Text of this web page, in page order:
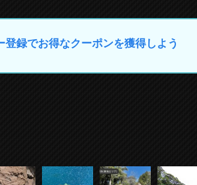
録でお得なクーポンを獲得しよう